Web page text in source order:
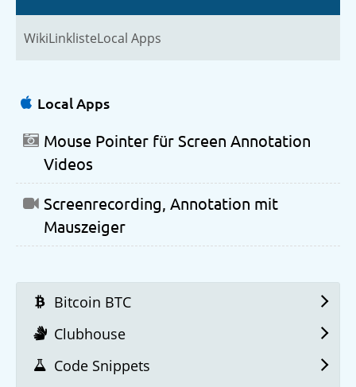
WikiLinklisteLocal Apps
Local Apps
Mouse Pointer für Screen Annotation
Videos
Screenrecording, Annotation mit
Mauszeiger
Bitcoin BTC
Clubhouse
Code Snippets